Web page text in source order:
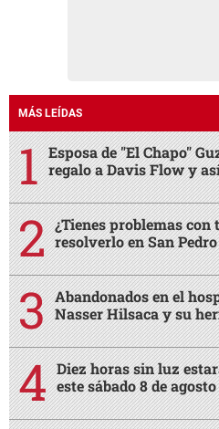
MÁS LEÍDAS
Esposa de "El Chapo"
regalo a Davis Flow y
¿Tienes problemas con
resolverlo en San
Abandonados en el
Nasser Hilsaca y su
Diez horas sin luz
este sábado 8 de agosto